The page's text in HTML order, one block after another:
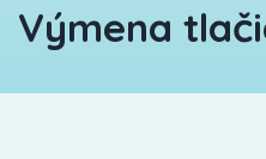
Výmena